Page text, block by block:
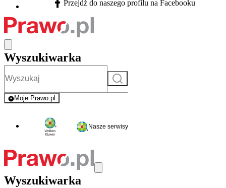
Facebook - otwiera się w nowej karcie
Przejdź do naszego profilu na Facebooku
Wyszukiwarka
Szukaj
Moje Prawo.pl
- rejestracja i logowanie do serwisu
Nasze serwisy
Wyszukiwarka